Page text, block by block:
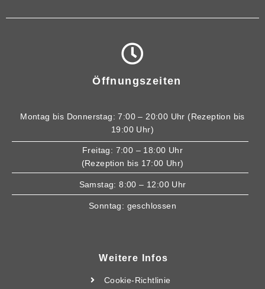
Öffnungszeiten
Montag bis Donnerstag: 7:00 – 20:00 Uhr (Rezeption bis
19:00 Uhr)
Freitag: 7:00 – 18:00 Uhr
(Rezeption bis 17:00 Uhr)
Samstag: 8:00 – 12:00 Uhr
Sonntag: geschlossen
Weitere Infos
Cookie-Richtlinie